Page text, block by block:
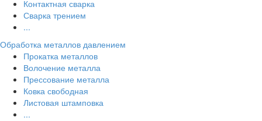
Контактная сварка
Сварка трением
...
Обработка металлов давлением
Прокатка металлов
Волочение металла
Прессование металла
Ковка свободная
Листовая штамповка
...